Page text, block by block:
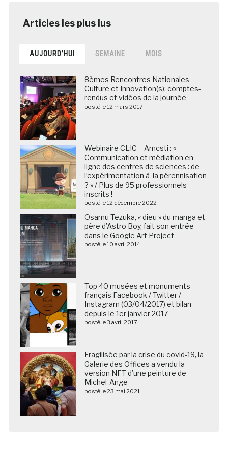
AUJOURD’HUI SEMAINE MOIS
8èmes Rencontres Nationales
Culture et Innovation(s): comptes-
rendus et vidéos de la journée
posté le 12 mars 2017
Webinaire CLIC – Amcsti : «
Communication et médiation en
ligne des centres de sciences : de
l’expérimentation à la pérennisation
? » / Plus de 95 professionnels
inscrits !
posté le 12 décembre 2022
Osamu Tezuka, « dieu » du manga et
père d’Astro Boy, fait son entrée
dans le Google Art Project
posté le 10 avril 2014
Top 40 musées et monuments
français Facebook / Twitter /
Instagram (03/04/2017) et bilan
depuis le 1er janvier 2017
posté le 3 avril 2017
Fragilisée par la crise du covid-19, la
Galerie des Offices a vendu la
version NFT d’une peinture de
Michel-Ange
posté le 23 mai 2021